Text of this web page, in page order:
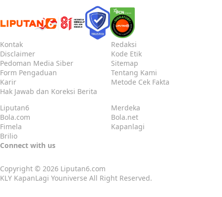
Kontak
Redaksi
Disclaimer
Kode Etik
Pedoman Media Siber
Sitemap
Form Pengaduan
Tentang Kami
Karir
Metode Cek Fakta
Hak Jawab dan Koreksi Berita
Liputan6
Merdeka
Bola.com
Bola.net
Fimela
Kapanlagi
Brilio
Connect with us
Copyright © 2026 Liputan6.com
KLY KapanLagi Youniverse All Right Reserved.